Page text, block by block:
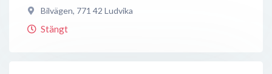
Bilvägen, 771 42 Ludvika
Stängt